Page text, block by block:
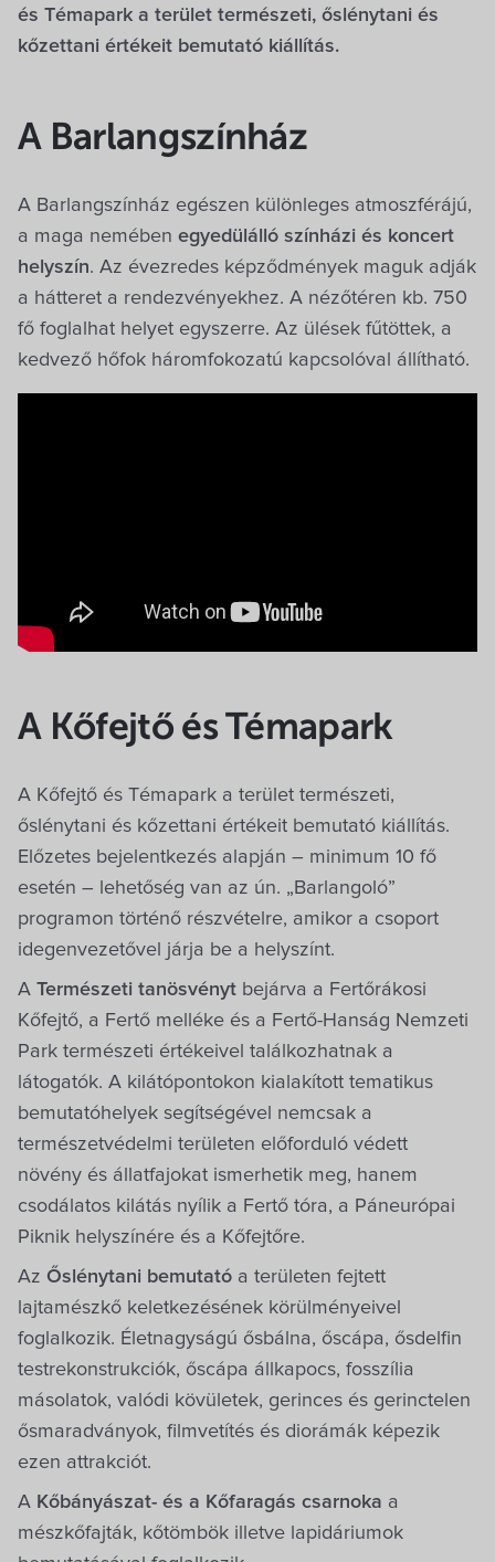
és Témapark a terület természeti, őslénytani és
kőzettani értékeit bemutató kiállítás.
A Barlangszínház
A Barlangszínház egészen különleges atmoszférájú,
a maga nemében egyedülálló színházi és koncert
helyszín. Az évezredes képződmények maguk adják
a hátteret a rendezvényekhez. A nézőtéren kb. 750
fő foglalhat helyet egyszerre. Az ülések fűtöttek, a
kedvező hőfok háromfokozatú kapcsolóval állítható.
A Kőfejtő és Témapark
A Kőfejtő és Témapark a terület természeti,
őslénytani és kőzettani értékeit bemutató kiállítás.
Előzetes bejelentkezés alapján – minimum 10 fő
esetén – lehetőség van az ún. „Barlangoló”
programon történő részvételre, amikor a csoport
idegenvezetővel járja be a helyszínt.
A Természeti tanösvényt bejárva a Fertőrákosi
Kőfejtő, a Fertő melléke és a Fertő-Hanság Nemzeti
Park természeti értékeivel találkozhatnak a
látogatók. A kilátópontokon kialakított tematikus
bemutatóhelyek segítségével nemcsak a
természetvédelmi területen előforduló védett
növény és állatfajokat ismerhetik meg, hanem
csodálatos kilátás nyílik a Fertő tóra, a Páneurópai
Piknik helyszínére és a Kőfejtőre.
Az Őslénytani bemutató a területen fejtett
lajtamészkő keletkezésének körülményeivel
foglalkozik. Életnagyságú ősbálna, őscápa, ősdelfin
testrekonstrukciók, őscápa állkapocs, fosszília
másolatok, valódi kövületek, gerinces és gerinctelen
ősmaradványok, filmvetítés és diorámák képezik
ezen attrakciót.
A Kőbányászat- és a Kőfaragás csarnoka a
mészkőfajták, kőtömbök illetve lapidáriumok